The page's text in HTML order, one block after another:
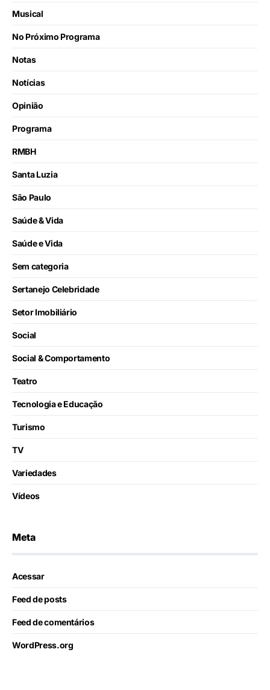
Musical
No Próximo Programa
Notas
Notícias
Opinião
Programa
RMBH
Santa Luzia
São Paulo
Saúde & Vida
Saúde e Vida
Sem categoria
Sertanejo Celebridade
Setor Imobiliário
Social
Social & Comportamento
Teatro
Tecnologia e Educação
Turismo
TV
Variedades
Vídeos
Meta
Acessar
Feed de posts
Feed de comentários
WordPress.org